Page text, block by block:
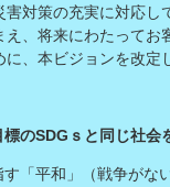
対策の充実に対応し
、将来にわたってお
、本ビジョンを改定
のSDGｓと同じ社会
「平和」（戦争がな